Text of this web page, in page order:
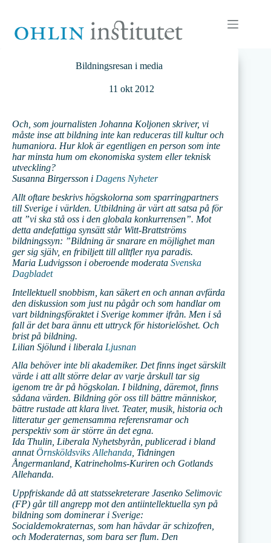
innehåll
Bildningsresan i media
11 okt 2012
Och, som journalisten Johanna Koljonen skriver, vi
måste inse att bildning inte kan reduceras till kultur och
humaniora. Hur klok är egentligen en person som inte
har minsta hum om ekonomiska system eller teknisk
utveckling?
Susanna Birgersson i Dagens Nyheter
Allt oftare beskrivs högskolorna som sparringpartners
till Sverige i världen. Utbildning är värt att satsa på för
att ”vi ska stå oss i den globala konkurrensen”. Mot
detta andefattiga synsätt står Witt-Brattströms
bildningssyn: ”Bildning är snarare en möjlighet man
ger sig själv, en fribiljett till alltfler nya paradis.
Maria Ludvigsson i oberoende moderata Svenska
Dagbladet
Intellektuell snobbism, kan säkert en och annan avfärda
den diskussion som just nu pågår och som handlar om
vart bildningsföraktet i Sverige kommer ifrån. Men i så
fall är det bara ännu ett uttryck för historielöshet. Och
brist på bildning.
Lilian Sjölund i liberala Ljusnan
Alla behöver inte bli akademiker. Det finns inget särskilt
värde i att allt större delar av varje årskull tar sig
igenom tre år på högskolan. I bildning, däremot, finns
sådana värden. Bildning gör oss till bättre människor,
bättre rustade att klara livet. Teater, musik, historia och
litteratur ger gemensamma referensramar och
perspektiv som är större än det egna.
Ida Thulin, Liberala Nyhetsbyrån, publicerad i bland
annatÖrnsköldsviks Allehanda , Tidningen
Ångermanland, Katrineholms-Kuriren och Gotlands
Allehanda.
Uppfriskande då att statssekreterare Jasenko Selimovic
(FP) går till angrepp mot den antiintellektuella syn på
bildning som dominerar i Sverige:
Socialdemokraternas, som han hävdar är schizofren,
och Moderaternas, som bara ser flum. Den